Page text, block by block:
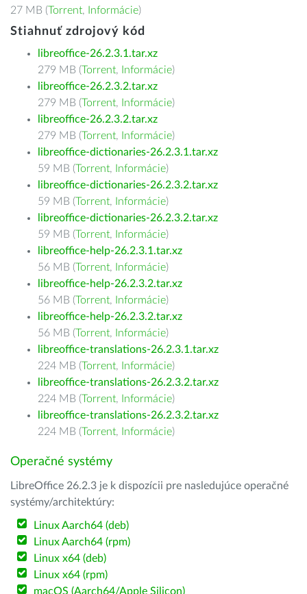
27 MB (Torrent, Informácie)
Stiahnuť zdrojový kód
libreoffice-26.2.3.1.tar.xz
279 MB (Torrent, Informácie)
libreoffice-26.2.3.2.tar.xz
279 MB (Torrent, Informácie)
libreoffice-26.2.3.2.tar.xz
279 MB (Torrent, Informácie)
libreoffice-dictionaries-26.2.3.1.tar.xz
59 MB (Torrent, Informácie)
libreoffice-dictionaries-26.2.3.2.tar.xz
59 MB (Torrent, Informácie)
libreoffice-dictionaries-26.2.3.2.tar.xz
59 MB (Torrent, Informácie)
libreoffice-help-26.2.3.1.tar.xz
56 MB (Torrent, Informácie)
libreoffice-help-26.2.3.2.tar.xz
56 MB (Torrent, Informácie)
libreoffice-help-26.2.3.2.tar.xz
56 MB (Torrent, Informácie)
libreoffice-translations-26.2.3.1.tar.xz
224 MB (Torrent, Informácie)
libreoffice-translations-26.2.3.2.tar.xz
224 MB (Torrent, Informácie)
libreoffice-translations-26.2.3.2.tar.xz
224 MB (Torrent, Informácie)
Operačné systémy
LibreOffice 26.2.3 je k dispozícii pre nasledujúce operačné
systémy/architektúry:
Linux Aarch64 (deb)
Linux Aarch64 (rpm)
Linux x64 (deb)
Linux x64 (rpm)
macOS (Aarch64/Apple Silicon)